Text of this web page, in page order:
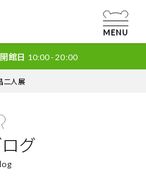
MENU
館日 10:00 - 20:00
二人展
グ